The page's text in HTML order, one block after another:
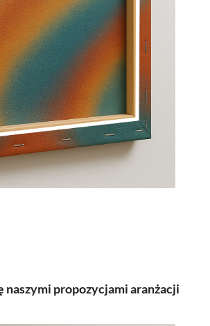
naszymi propozycjami aranżacji